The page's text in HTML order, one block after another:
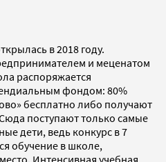
в 2018 году.
и меценатом
распоряжается
фондом: 80%
бесплатно либо получают
поступают только самые
дети, ведь конкурс в 7
обучение в школе,
Интенсивная учебная